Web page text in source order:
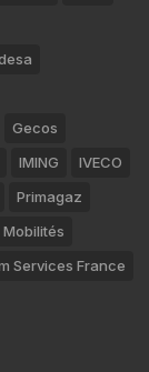
Gecos
IMING
IVECO
Primagaz
Mobilités
Services France